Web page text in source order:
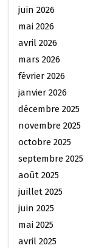
juin 2026
mai 2026
avril 2026
mars 2026
février 2026
janvier 2026
décembre 2025
novembre 2025
octobre 2025
septembre 2025
août 2025
juillet 2025
juin 2025
mai 2025
avril 2025